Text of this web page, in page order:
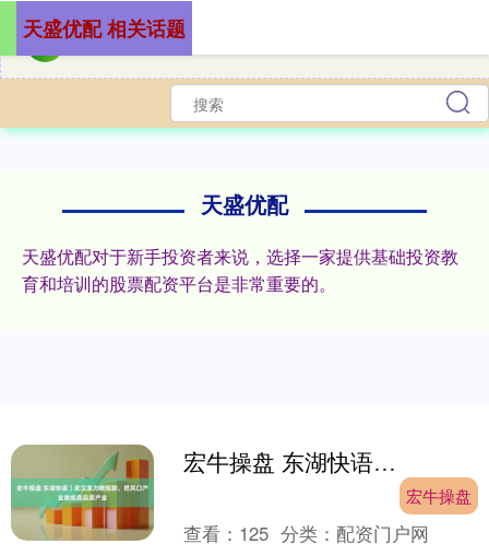
天盛优配
天盛优配对于新手投资者来说，选择一家提供基础投资教
育和培训的股票配资平台是非常重要的。
天盛优配 相关话题
宏牛操盘 东湖快语｜武汉发力微短剧，把风口产业做成高品质产业
宏牛操盘
查看： 125 分类：配资门户网